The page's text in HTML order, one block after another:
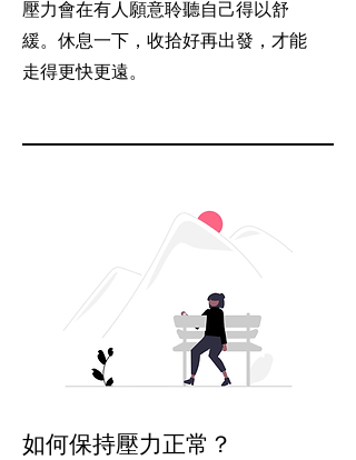
壓力會在有人願意聆聽自己得以舒
緩。休息一下，收拾好再出發，才能
走得更快更遠。
如何保持壓力正常？